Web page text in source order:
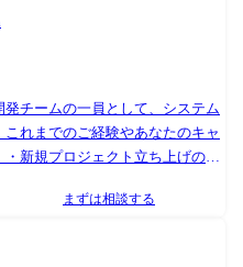
使った改善策を検討し、プリセー
機を使ったデモンストレーショ
義・業務設計支援 現行業務の分
業務フローを再設計。 業務部門
します。 必要に応じて、
実現性の検証を並行して行いま
発チームの一員として、システム
れまでのご経験やあなたのキャ
新規プロジェクト立ち上げのキ
やプロジェクトのマネジメント
ユーザーの「期待以上」のシス
まずは相談する